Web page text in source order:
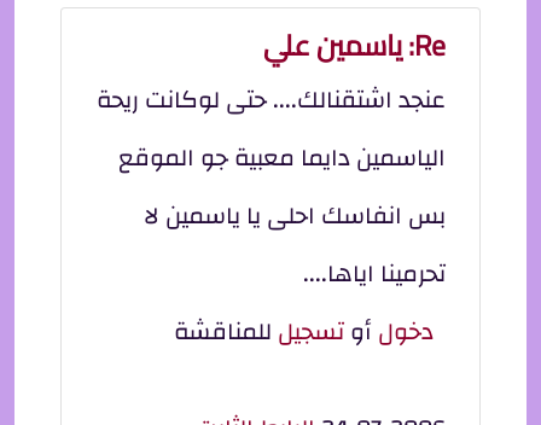
Re: ياسمين علي
عنجد اشتقنالك.... حتى لوكانت ريحة
الياسمين دايما معبية جو الموقع
بس انفاسك احلى يا ياسمين لا
تحرمينا اياها....
دخولأوتسجيلللمناقشة